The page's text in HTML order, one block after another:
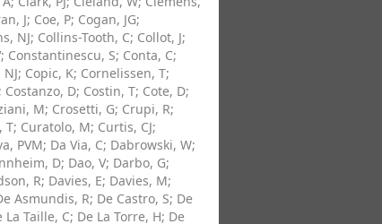
J; Coe, P; Cogan, JG;
NJ; Collins-Tooth, C; Collot, J;
; Constantinescu, S; Conta, C;
; Copic, K; Cornelissen, T;
; Costanzo, D; Costin, T; Cote, D;
M; Crosetti, G; Crupi, R;
T; Curatolo, M; Curtis, CJ;
PVM; Da Via, C; Dabrowski, W;
D; Dao, V; Darbo, G;
R; Davies, E; Davies, M;
Asmundis, R; De Castro, S; De
La Taille, C; De La Torre, H; De